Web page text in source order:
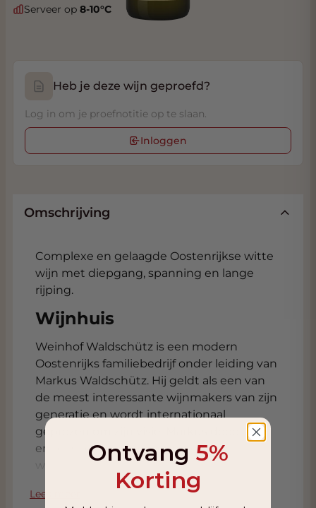
Serveer op 8-10°C
Heb je deze wijn geproefd?
Log in om je proefnotitie op te slaan.
Inloggen
Omschrijving
Complexe en gelaagde Oostenrijkse witte
wijn met diepgang, spanning en lange
rijping.
Wijnhuis
Weinhof Waldschütz is een modern
Oostenrijks familiebedrijf onder leiding van
Markus Waldschütz. Hij geldt als een van
de meest interessante wijnmakers van zijn
generatie en wordt internationaal
geprezen om zijn visie. Markus deed
ervaring op bij gerenommeerde
wijnhuizen en volgde onder andere
opleiding bij Jim Clendenen van Au Bon
Climat. Zijn aanpak is helder: een goede
Lees meer
Ontvang 5%
Korting